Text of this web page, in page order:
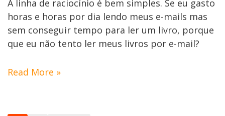
A linha de raciocínio é bem simples. Se eu gasto
horas e horas por dia lendo meus e-mails mas
sem conseguir tempo para ler um livro, porque
que eu não tento ler meus livros por e-mail?
Read More »